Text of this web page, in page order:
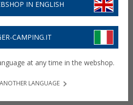
IN ENGLISH
CAMPING.IT
at any time in the webshop.
ANOTHER LANGUAGE